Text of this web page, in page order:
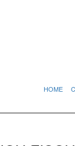
HOME